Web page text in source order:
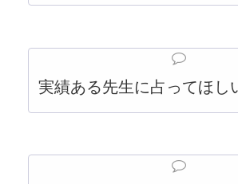
実績ある先生に占ってほし